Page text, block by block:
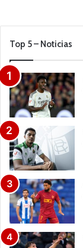
Top 5 – Noticias